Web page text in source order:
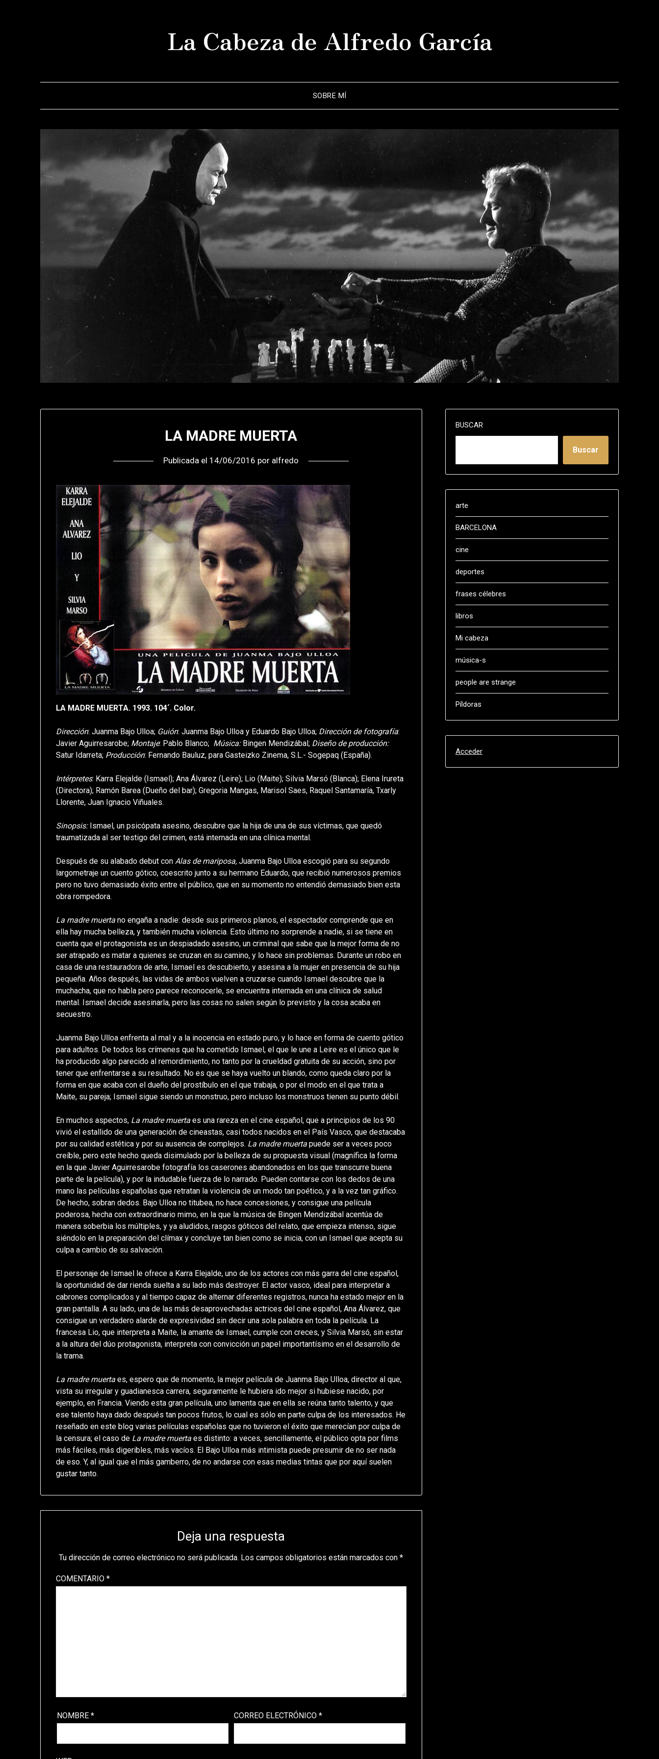
La Cabeza de Alfredo García
SOBRE MÍ
LA MADRE MUERTA
Publicada el 14/06/2016 por alfredo
LA MADRE MUERTA. 1993. 104´. Color.
Dirección: Juanma Bajo Ulloa; Guión: Juanma Bajo Ulloa y Eduardo Bajo Ulloa; Dirección de fotografía:
Javier Aguirresarobe; Montaje: Pablo Blanco; Música: Bingen Mendizábal; Diseño de producción:
Satur Idarreta; Producción: Fernando Bauluz, para Gasteizko Zinema, S.L.- Sogepaq (España).
Intérpretes: Karra Elejalde (Ismael); Ana Álvarez (Leire); Lio (Maite); Silvia Marsó (Blanca); Elena Irureta
(Directora); Ramón Barea (Dueño del bar); Gregoria Mangas, Marisol Saes, Raquel Santamaría, Txarly
Llorente, Juan Ignacio Viñuales.
Sinopsis: Ismael, un psicópata asesino, descubre que la hija de una de sus víctimas, que quedó
traumatizada al ser testigo del crimen, está internada en una clínica mental.
Después de su alabado debut conAlas de mariposa,Juanma Bajo Ulloa escogió para su segundo
largometraje un cuento gótico, coescrito junto a su hermano Eduardo, que recibió numerosos premios
pero no tuvo demasiado éxito entre el público, que en su momento no entendió demasiado bien esta
obra rompedora.
La madre muertano engaña a nadie: desde sus primeros planos, el espectador comprende que en
ella hay mucha belleza, y también mucha violencia. Esto último no sorprende a nadie, si se tiene en
cuenta que el protagonista es un despiadado asesino, un criminal que sabe que la mejor forma de no
ser atrapado es matar a quienes se cruzan en su camino, y lo hace sin problemas. Durante un robo en
casa de una restauradora de arte, Ismael es descubierto, y asesina a la mujer en presencia de su hija
pequeña. Años después, las vidas de ambos vuelven a cruzarse cuando Ismael descubre que la
muchacha, que no habla pero parece reconocerle, se encuentra internada en una clínica de salud
mental. Ismael decide asesinarla, pero las cosas no salen según lo previsto y la cosa acaba en
secuestro.
Juanma Bajo Ulloa enfrenta al mal y a la inocencia en estado puro, y lo hace en forma de cuento gótico
para adultos. De todos los crímenes que ha cometido Ismael, el que le une a Leire es el único que le
ha producido algo parecido al remordimiento, no tanto por la crueldad gratuita de su acción, sino por
tener que enfrentarse a su resultado. No es que se haya vuelto un blando, como queda claro por la
forma en que acaba con el dueño del prostíbulo en el que trabaja, o por el modo en el que trata a
Maite, su pareja; Ismael sigue siendo un monstruo, pero incluso los monstruos tienen su punto débil.
En muchos aspectos, La madre muertaes una rareza en el cine español, que a principios de los 90
vivió el estallido de una generación de cineastas, casi todos nacidos en el País Vasco, que destacaba
por su calidad estética y por su ausencia de complejos. La madre muerta puede ser a veces poco
creíble, pero este hecho queda disimulado por la belleza de su propuesta visual (magnífica la forma
en la que Javier Aguirresarobe fotografía los caserones abandonados en los que transcurre buena
parte de la película), y por la indudable fuerza de lo narrado. Pueden contarse con los dedos de una
mano las películas españolas que retratan la violencia de un modo tan poético, y a la vez tan gráfico.
De hecho, sobran dedos. Bajo Ulloa no titubea, no hace concesiones, y consigue una película
poderosa, hecha con extraordinario mimo, en la que la música de Bingen Mendizábal acentúa de
manera soberbia los múltiples, y ya aludidos, rasgos góticos del relato, que empieza intenso, sigue
siéndolo en la preparación del clímax y concluye tan bien como se inicia, con un Ismael que acepta su
culpa a cambio de su salvación.
El personaje de Ismael le ofrece a Karra Elejalde, uno de los actores con más garra del cine español,
la oportunidad de dar rienda suelta a su lado más destroyer. El actor vasco, ideal para interpretar a
cabrones complicados y al tiempo capaz de alternar diferentes registros, nunca ha estado mejor en la
gran pantalla. A su lado, una de las más desaprovechadas actrices del cine español, Ana Álvarez, que
consigue un verdadero alarde de expresividad sin decir una sola palabra en toda la película. La
francesa Lio, que interpreta a Maite, la amante de Ismael, cumple con creces, y Silvia Marsó, sin estar
a la altura del dúo protagonista, interpreta con convicción un papel importantísimo en el desarrollo de
la trama.
La madre muertaes, espero que de momento, la mejor película de Juanma Bajo Ulloa, director al que,
vista su irregular y guadianesca carrera, seguramente le hubiera ido mejor si hubiese nacido, por
ejemplo, en Francia. Viendo esta gran película, uno lamenta que en ella se reúna tanto talento, y que
ese talento haya dado después tan pocos frutos, lo cual es sólo en parte culpa de los interesados. He
reseñado en este blog varias películas españolas que no tuvieron el éxito que merecían por culpa de
la censura; el caso de La madre muertaes distinto: a veces, sencillamente, el público opta por films
más fáciles, más digeribles, más vacíos. El Bajo Ulloa más intimista puede presumir de no ser nada
de eso. Y, al igual que el más gamberro, de no andarse con esas medias tintas que por aquí suelen
gustar tanto.
Deja una respuesta
Tu dirección de correo electrónico no será publicada. Los campos obligatorios están marcados con*
COMENTARIO*
NOMBRE * CORREO ELECTRÓNICO *
BUSCAR
Buscar
arte
BARCELONA
cine
deportes
frases célebres
libros
Mi cabeza
música-s
people are strange
Píldoras
Acceder